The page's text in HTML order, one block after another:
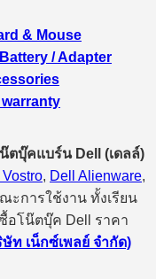
& Mouse
/ Adapter
ตบุ๊คแบร์น Dell (เดลล์)
, Dell Alienware,
ะการใช้งาน ทั้งเรียน
อโน๊ตบุ๊ค Dell ราคา
ท เน็กซ์เพลย์ จำกัด)